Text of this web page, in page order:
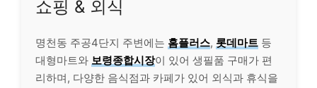
쇼핑 & 외식
명천동 주공4단지 주변에는 홈플러스, 롯데마트 등
대형마트와 보령종합시장이 있어 생필품 구매가 편
리하며, 다양한 음식점과 카페가 있어 외식과 휴식을